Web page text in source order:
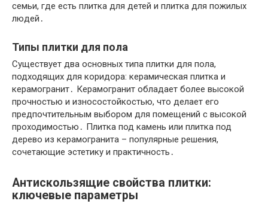
семьи, где есть плитка для детей и плитка для пожилых
людей․
Типы плитки для пола
Существует два основных типа плитки для пола,
подходящих для коридора: керамическая плитка и
керамогранит․ Керамогранит обладает более высокой
прочностью и износостойкостью, что делает его
предпочтительным выбором для помещений с высокой
проходимостью․ Плитка под камень или плитка под
дерево из керамогранита – популярные решения,
сочетающие эстетику и практичность․
Антискользящие свойства плитки:
ключевые параметры